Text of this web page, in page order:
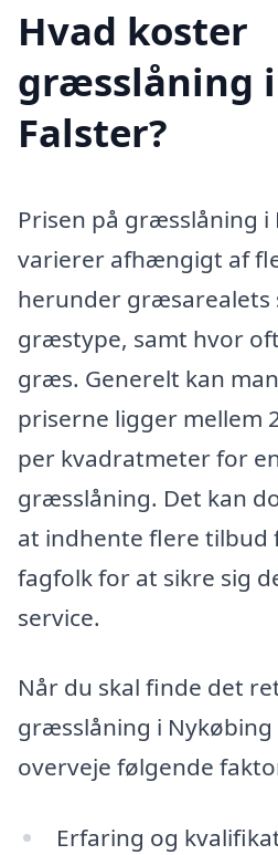
Hvad koster
græsslåning
Falster?
Prisen på græsslåning i
varierer afhængigt af
herunder græsarealets
græstype, samt hvor
græs. Generelt kan
priserne ligger mellem
per kvadratmeter for
græsslåning. Det kan
at indhente flere tilbud
fagfolk for at sikre sig
service.
Når du skal finde det
græsslåning i Nykøbing
overveje følgende
Erfaring og